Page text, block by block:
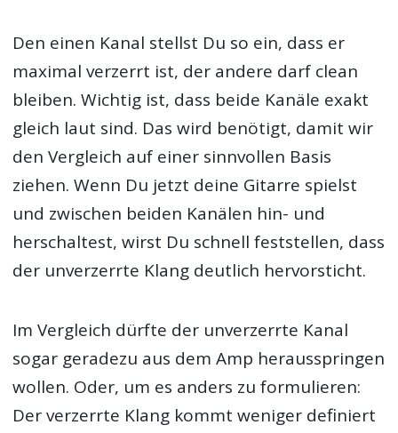
Den einen Kanal stellst Du so ein, dass er
maximal verzerrt ist, der andere darf clean
bleiben. Wichtig ist, dass beide Kanäle exakt
gleich laut sind. Das wird benötigt, damit wir
den Vergleich auf einer sinnvollen Basis
ziehen. Wenn Du jetzt deine Gitarre spielst
und zwischen beiden Kanälen hin- und
herschaltest, wirst Du schnell feststellen, dass
der unverzerrte Klang deutlich hervorsticht.
Im Vergleich dürfte der unverzerrte Kanal
sogar geradezu aus dem Amp herausspringen
wollen. Oder, um es anders zu formulieren:
Der verzerrte Klang kommt weniger definiert